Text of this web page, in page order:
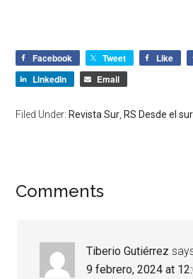
Facebook Tweet Like
LinkedIn
Email
Filed Under: Revista Sur RS Desde el sur
Comments
Tiberio Gutiérrez
9 febrero, 2024 at